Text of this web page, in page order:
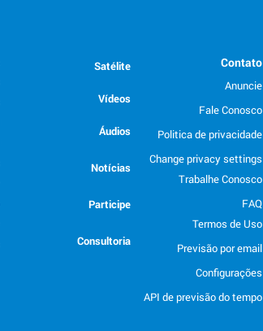
Contato
Anuncie
Fale Conosco
Politica de privacidade
Change privacy settings
Trabalhe Conosco
FAQ
Termos de Uso
Previsão por email
Configurações
API de previsão do tempo
Satélite
Vídeos
Áudios
Notícias
Participe
Consultoria